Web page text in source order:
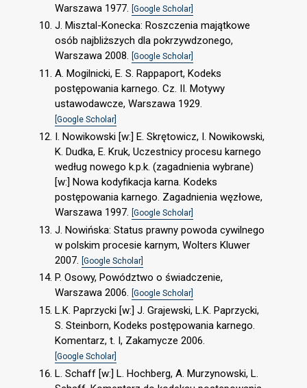
Warszawa 1977.
[Google Scholar]
J. Misztal-Konecka: Roszczenia majątkowe
osób najbliższych dla pokrzywdzonego,
Warszawa 2008. [Google Scholar]
A. Mogilnicki, E. S. Rappaport, Kodeks
postępowania karnego. Cz. II. Motywy
ustawodawcze, Warszawa 1929.
[Google Scholar]
I. Nowikowski [w:] E. Skrętowicz, I. Nowikowski,
K. Dudka, E. Kruk, Uczestnicy procesu karnego
według nowego k.p.k. (zagadnienia wybrane)
[w:] Nowa kodyfikacja karna. Kodeks
postępowania karnego. Zagadnienia węzłowe,
Warszawa 1997. [Google Scholar]
J. Nowińska: Status prawny powoda cywilnego
w polskim procesie karnym, Wolters Kluwer
2007.
[Google Scholar]
P. Osowy, Powództwo o świadczenie,
Warszawa 2006. [Google Scholar]
L.K. Paprzycki [w:] J. Grajewski, L.K. Paprzycki,
S. Steinborn, Kodeks postępowania karnego.
Komentarz, t. I, Zakamycze 2006.
[Google Scholar]
L. Schaff [w:] L. Hochberg, A. Murzynowski, L.